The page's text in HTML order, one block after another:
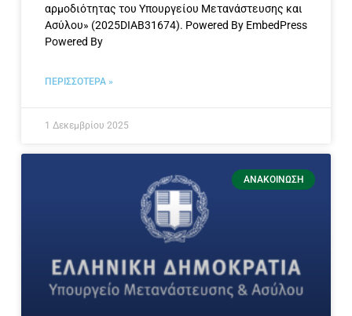
αρμοδιότητας του Υπουργείου Μετανάστευσης και
Ασύλου» (2025DIAB31674). Powered By EmbedPress
Powered By
ΠΕΡΙΣΣΟΤΕΡΑ »
1 Δεκεμβρίου 2025
ΑΝΑΚΟΊΝΩΣΗ